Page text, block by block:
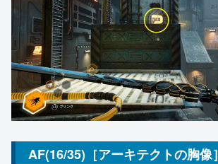
AF(16/35)［アーキテクトの胸像］